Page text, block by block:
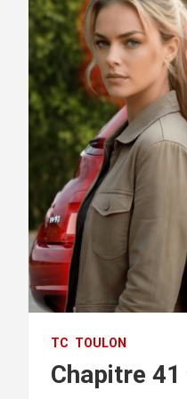
TC TOULON
Chapitre